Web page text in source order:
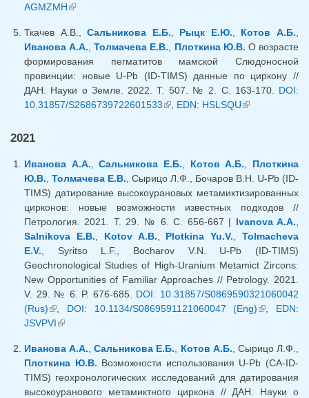
AGMZMH(внешняя ссылка)
Ткачев А.В.,Сальникова Е.Б. Рыцк Е.Ю. Котов А.Б.
Иванова А.А. ,Толмачева Е.В. Плоткина Ю.В. О возрасте
формирования пегматитов мамской Слюдоносной
провинции: новые U-Pb (ID-TIMS) данные по циркону //
ДАН. Науки о Земле. 2022. Т. 507. № 2. С. 163-170. DOI:
10.31857/S2686739722601533(внешняя ссылка)
EDN: HSLSQU(внешняя
2021
Иванова А.А. ,Сальникова Е.Б. Котов А.Б.
Плоткина
Ю.В. Толмачева Е.В. , Сырицо Л.Ф., Бочаров В.Н. U-Pb (ID-
TIMS) датирование высокоурановых метамиктизированных
цирконов: новые возможности известных подходов //
Петрология. 2021. Т. 29. № 6. С. 656-667 | Ivanova A.A.
Salnikova E.B.
Kotov A.B. Plotkina Yu.V. ,Tolmacheva
E.V. , Syritso L.F., Bocharov V.N. U-Pb (ID-TIMS)
Geochronological Studies of High-Uranium Metamict Zircons:
New Opportunities of Familiar Approaches // Petrology. 2021.
V. 29. № 6. P. 676-685. DOI: 10.31857/S0869590321060042
(Rus)(внешняя ссылка)
DOI: 10.1134/S0869591121060047 (Eng)(внешняя
EDN:
JSVPVI(внешняя ссылка)
Иванова А.А. ,Сальникова Е.Б. Котов А.Б. , Сырицо Л.Ф.,
Плоткина Ю.В. Возможности использования U-Pb (CA-ID-
TIMS) геохронологических исследований для датирования
высокоуранового метамиктного циркона // ДАН. Науки о